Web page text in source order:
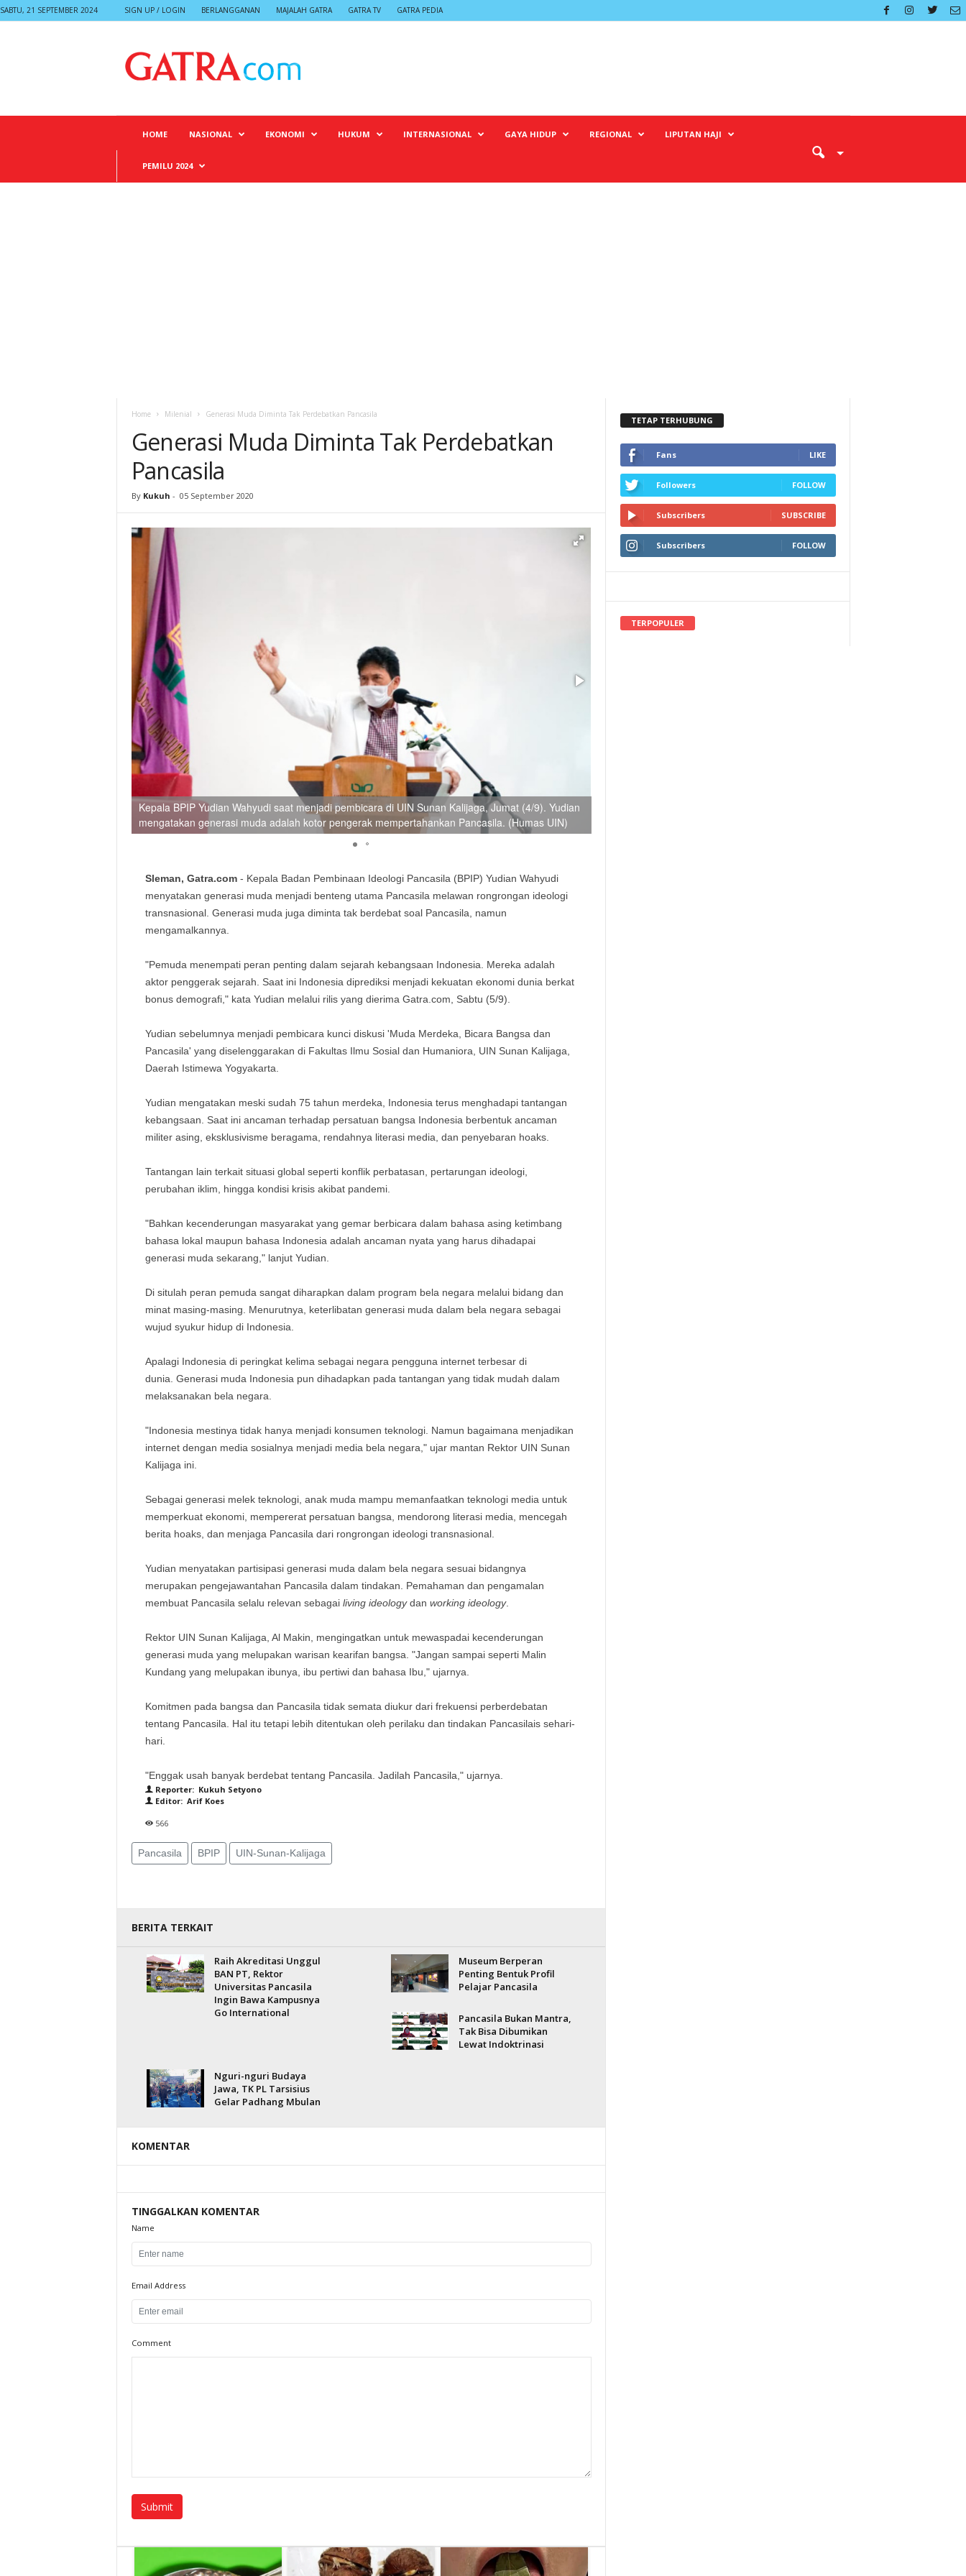
SABTU, 21 SEPTEMBER 2024 SIGN UP / LOGIN BERLANGGANAN MAJALAH GATRA GATRA TV GATRA PEDIA
HOME NASIONAL EKONOMI HUKUM INTERNASIONAL GAYA HIDUP REGIONAL LIPUTAN HAJI
PEMILU 2024
Home Milenial Generasi Muda Diminta Tak Perdebatkan Pancasila
Generasi Muda Diminta Tak Perdebatkan
Pancasila
By Kukuh - 05 September 2020
Kepala BPIP Yudian Wahyudi saat menjadi pembicara di UIN Sunan Kalijaga, Jumat (4/9). Yudian
mengatakan generasi muda adalah kotor pengerak mempertahankan Pancasila. (Humas UIN)
Sleman, Gatra.com- Kepala Badan Pembinaan Ideologi Pancasila (BPIP) Yudian Wahyudi
menyatakan generasi muda menjadi benteng utama Pancasila melawan rongrongan ideologi
transnasional. Generasi muda juga diminta tak berdebat soal Pancasila, namun
mengamalkannya.
"Pemuda menempati peran penting dalam sejarah kebangsaan Indonesia. Mereka adalah
aktor penggerak sejarah. Saat ini Indonesia diprediksi menjadi kekuatan ekonomi dunia berkat
bonus demografi," kata Yudian melalui rilis yang dierima Gatra.com, Sabtu (5/9).
Yudian sebelumnya menjadi pembicara kunci diskusi 'Muda Merdeka, Bicara Bangsa dan
Pancasila' yang diselenggarakan di Fakultas Ilmu Sosial dan Humaniora, UIN Sunan Kalijaga,
Daerah Istimewa Yogyakarta.
Yudian mengatakan meski sudah 75 tahun merdeka, Indonesia terus menghadapi tantangan
kebangsaan. Saat ini ancaman terhadap persatuan bangsa Indonesia berbentuk ancaman
militer asing, eksklusivisme beragama, rendahnya literasi media, dan penyebaran hoaks.
Tantangan lain terkait situasi global seperti konflik perbatasan, pertarungan ideologi,
perubahan iklim, hingga kondisi krisis akibat pandemi.
"Bahkan kecenderungan masyarakat yang gemar berbicara dalam bahasa asing ketimbang
bahasa lokal maupun bahasa Indonesia adalah ancaman nyata yang harus dihadapai
generasi muda sekarang," lanjut Yudian.
Di situlah peran pemuda sangat diharapkan dalam program bela negara melalui bidang dan
minat masing-masing. Menurutnya, keterlibatan generasi muda dalam bela negara sebagai
wujud syukur hidup di Indonesia.
Apalagi Indonesia di peringkat kelima sebagai negara pengguna internet terbesar di
dunia. Generasi muda Indonesia pun dihadapkan pada tantangan yang tidak mudah dalam
melaksanakan bela negara.
"Indonesia mestinya tidak hanya menjadi konsumen teknologi. Namun bagaimana menjadikan
internet dengan media sosialnya menjadi media bela negara," ujar mantan Rektor UIN Sunan
Kalijaga ini.
Sebagai generasi melek teknologi, anak muda mampu memanfaatkan teknologi media untuk
memperkuat ekonomi, mempererat persatuan bangsa, mendorong literasi media, mencegah
berita hoaks, dan menjaga Pancasila dari rongrongan ideologi transnasional.
Yudian menyatakan partisipasi generasi muda dalam bela negara sesuai bidangnya
merupakan pengejawantahan Pancasila dalam tindakan. Pemahaman dan pengamalan
membuat Pancasila selalu relevan sebagai living ideologydan working ideology.
Rektor UIN Sunan Kalijaga, Al Makin, mengingatkan untuk mewaspadai kecenderungan
generasi muda yang melupakan warisan kearifan bangsa. "Jangan sampai seperti Malin
Kundang yang melupakan ibunya, ibu pertiwi dan bahasa Ibu," ujarnya.
Komitmen pada bangsa dan Pancasila tidak semata diukur dari frekuensi perberdebatan
tentang Pancasila. Hal itu tetapi lebih ditentukan oleh perilaku dan tindakan Pancasilais sehari-
hari.
"Enggak usah banyak berdebat tentang Pancasila. Jadilah Pancasila," ujarnya.
Reporter: Kukuh Setyono
Editor: Arif Koes
566
Pancasila BPIP UIN-Sunan-Kalijaga
BERITA TERKAIT
Raih Akreditasi Unggul
BAN PT, Rektor
Universitas Pancasila
Ingin Bawa Kampusnya
Go International
Museum Berperan
Penting Bentuk Profil
Pelajar Pancasila
Pancasila Bukan Mantra,
Tak Bisa Dibumikan
Lewat Indoktrinasi
Nguri-nguri Budaya
Jawa, TK PL Tarsisius
Gelar Padhang Mbulan
KOMENTAR
TINGGALKAN KOMENTAR
Name
Email Address
Comment
TETAP TERHUBUNG
Fans LIKE
Followers FOLLOW
Subscribers SUBSCRIBE
Subscribers FOLLOW